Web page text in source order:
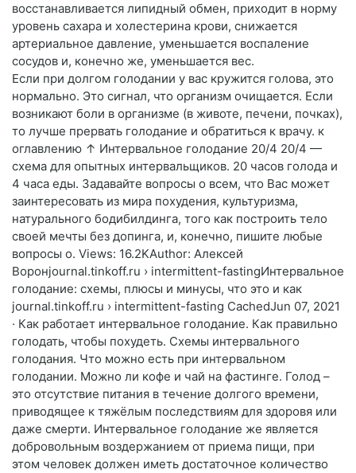
восстанавливается липидный обмен, приходит в норму
уровень сахара и холестерина крови, снижается
артериальное давление, уменьшается воспаление
сосудов и, конечно же, уменьшается вес.
Если при долгом голодании у вас кружится голова, это
нормально. Это сигнал, что организм очищается. Если
возникают боли в организме (в животе, печени, почках),
то лучше прервать голодание и обратиться к врачу. к
оглавлению ↑ Интервальное голодание 20/4 20/4 —
схема для опытных интервальщиков. 20 часов голода и
4 часа еды. Задавайте вопросы о всем, что Вас может
заинтересовать из мира похудения, культуризма,
натурального бодибилдинга, того как построить тело
своей мечты без допинга, и, конечно, пишите любые
вопросы о. Views: 16.2KAuthor: Алексей
Воронjournal.tinkoff.ru › intermittent-fastingИнтервальное
голодание: схемы, плюсы и минусы, что это и как
journal.tinkoff.ru › intermittent-fasting CachedJun 07, 2021
· Как работает интервальное голодание. Как правильно
голодать, чтобы похудеть. Схемы интервального
голодания. Что можно есть при интервальном
голодании. Можно ли кофе и чай на фастинге. Голод –
это отсутствие питания в течение долгого времени,
приводящее к тяжёлым последствиям для здоровя или
даже смерти. Интервальное голодание же является
добровольным воздержанием от приема пищи, при
этом человек должен иметь достаточное количество